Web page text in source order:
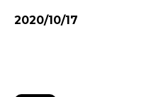
2020/10/17